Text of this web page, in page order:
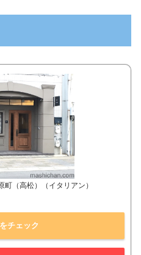
町（高松）（イタリアン）
チェック